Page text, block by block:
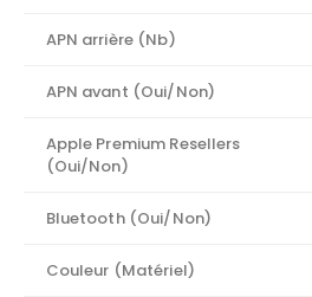
APN arrière (Nb)
APN avant (Oui/Non)
Apple Premium Resellers
(Oui/Non)
Bluetooth (Oui/Non)
Couleur (Matériel)